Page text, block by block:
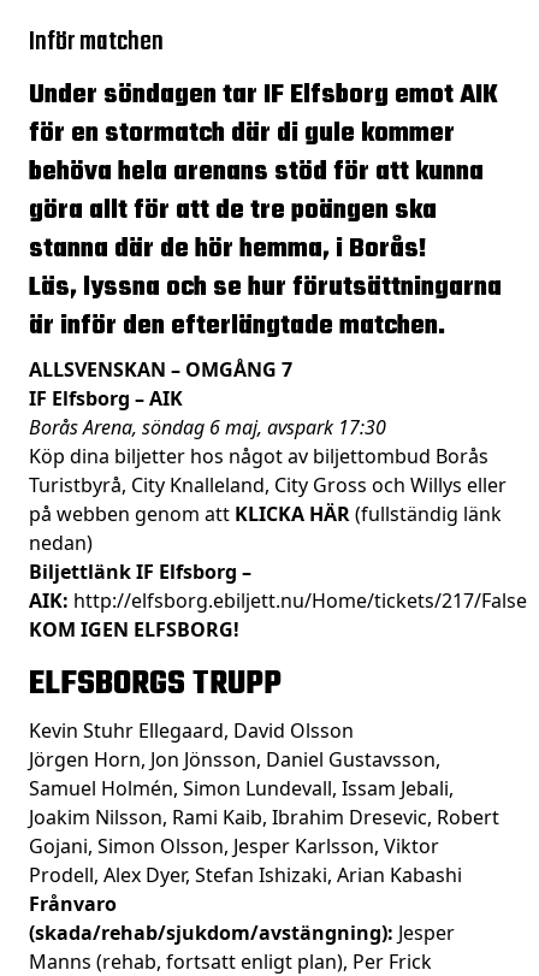
Inför matchen
Under söndagen tar IF Elfsborg emot AIK
för en stormatch där di gule kommer
behöva hela arenans stöd för att kunna
göra allt för att de tre poängen ska
stanna där de hör hemma, i Borås!
Läs, lyssna och se hur förutsättningarna
är inför den efterlängtade matchen.
ALLSVENSKAN – OMGÅNG 7
IF Elfsborg – AIK
Borås Arena, söndag 6 maj, avspark 17:30
Köp dina biljetter hos något av biljettombud Borås
Turistbyrå, City Knalleland, City Gross och Willys eller
på webben genom att KLICKA HÄR(fullständig länk
nedan)
Biljettlänk IF Elfsborg –
AIK: http://elfsborg.ebiljett.nu/Home/tickets/217/False
KOM IGEN ELFSBORG!
ELFSBORGS TRUPP
Kevin Stuhr Ellegaard, David Olsson
Jörgen Horn, Jon Jönsson, Daniel Gustavsson,
Samuel Holmén, Simon Lundevall, Issam Jebali,
Joakim Nilsson, Rami Kaib, Ibrahim Dresevic, Robert
Gojani, Simon Olsson, Jesper Karlsson, Viktor
Prodell, Alex Dyer, Stefan Ishizaki, Arian Kabashi
Frånvaro
(skada/rehab/sjukdom/avstängning): Jesper
Manns (rehab, fortsatt enligt plan), Per Frick